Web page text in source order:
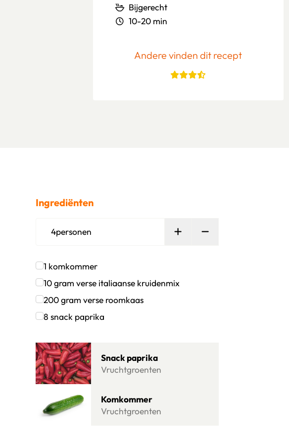
Bijgerecht
10-20 min
Andere vinden dit recept
Ingrediënten
4personen Persoon toevoegen
Verwijder persoon
1 komkommer
Klik om dit selectievakje aan te vinken
10gram verse italiaanse kruidenmix
Klik om dit selectievakje aan te vinken
200gram verse roomkaas
Klik om dit selectievakje aan te vinken
8 snack paprika
Snack paprika
Vruchtgroenten
Lees meer over Snack paprika
Komkommer
Vruchtgroenten